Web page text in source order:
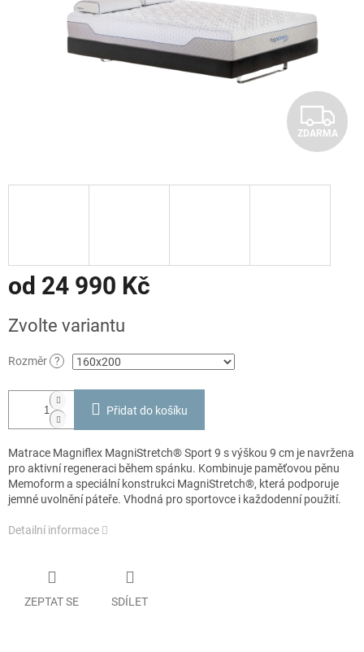
Z
D
ZDARMA
od 24 990 Kč
cena:
Zvolte variantu
Rozměr ?
Přidat do košíku
Matrace Magniflex MagniStretch® Sport 9 s výškou 9 cm je navržena
pro aktivní regeneraci během spánku. Kombinuje paměťovou pěnu
Memoform a speciální konstrukci MagniStretch®, která podporuje
jemné uvolnění páteře. Vhodná pro sportovce i každodenní použití.
Detailní informace
ZEPTAT SE SDÍLET